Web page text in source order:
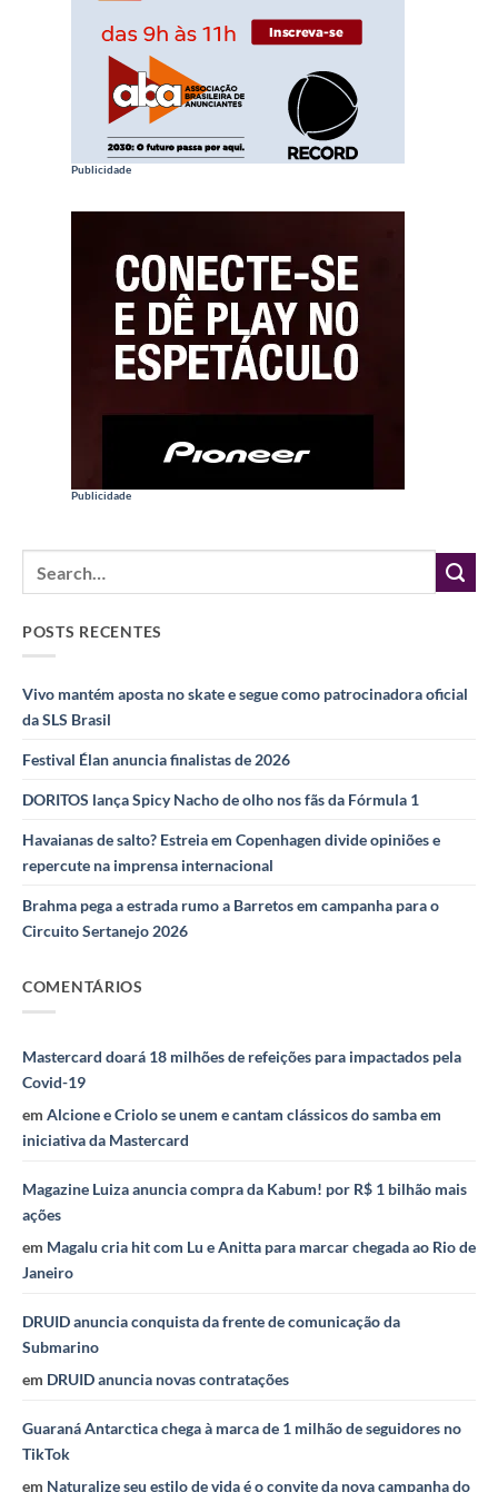
Publicidade
Publicidade
POSTS RECENTES
Vivo mantém aposta no skate e segue como patrocinadora oficial
da SLS Brasil
Festival Élan anuncia finalistas de 2026
DORITOS lança Spicy Nacho de olho nos fãs da Fórmula 1
Havaianas de salto? Estreia em Copenhagen divide opiniões e
repercute na imprensa internacional
Brahma pega a estrada rumo a Barretos em campanha para o
Circuito Sertanejo 2026
COMENTÁRIOS
Mastercard doará 18 milhões de refeições para impactados pela
Covid-19
em Alcione e Criolo se unem e cantam clássicos do samba em
iniciativa da Mastercard
Magazine Luiza anuncia compra da Kabum! por R$ 1 bilhão mais
ações
em Magalu cria hit com Lu e Anitta para marcar chegada ao Rio de
Janeiro
DRUID anuncia conquista da frente de comunicação da
Submarino
em DRUID anuncia novas contratações
Guaraná Antarctica chega à marca de 1 milhão de seguidores no
TikTok
em Naturalize seu estilo de vida é o convite da nova campanha do